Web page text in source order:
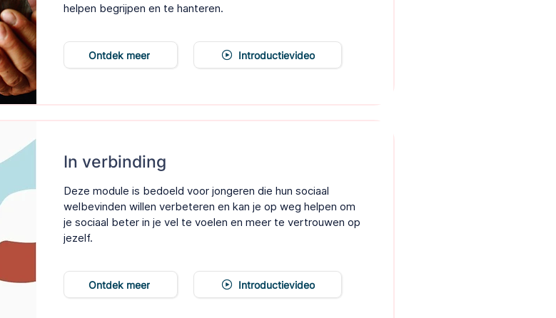
helpen begrijpen en te hanteren.
Ontdek meer Introductievideo
In verbinding
Deze module is bedoeld voor jongeren die hun sociaal
welbevinden willen verbeteren en kan je op weg helpen om
je sociaal beter in je vel te voelen en meer te vertrouwen op
jezelf.
Ontdek meer Introductievideo